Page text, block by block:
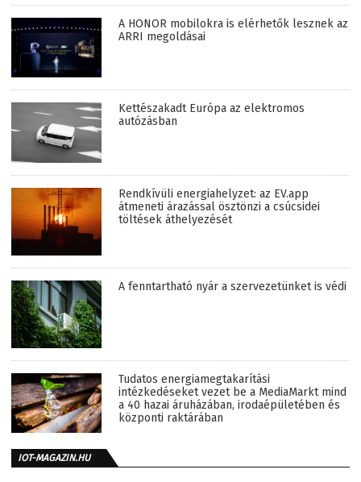
A HONOR mobilokra is elérhetők lesznek az
ARRI megoldásai
Kettészakadt Európa az elektromos
autózásban
Rendkívüli energiahelyzet: az EV.app
átmeneti árazással ösztönzi a csúcsidei
töltések áthelyezését
A fenntartható nyár a szervezetünket is védi
Tudatos energiamegtakarítási
intézkedéseket vezet be a MediaMarkt mind
a 40 hazai áruházában, irodaépületében és
központi raktárában
IOT-MAGAZIN.HU